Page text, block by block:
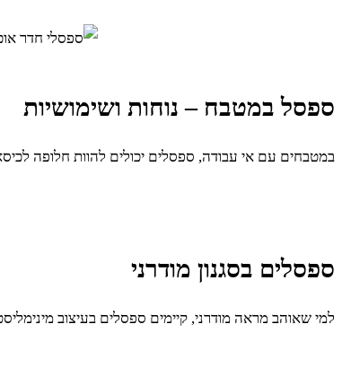
ספסל במטבח – נוחות ושימושיות
במטבחים עם אי עבודה, ספסלים יכולים להוות חלופה
ספסלים בסגנון מודרני
למי שאוהב מראה מודרני, קיימים ספסלים בעיצוב